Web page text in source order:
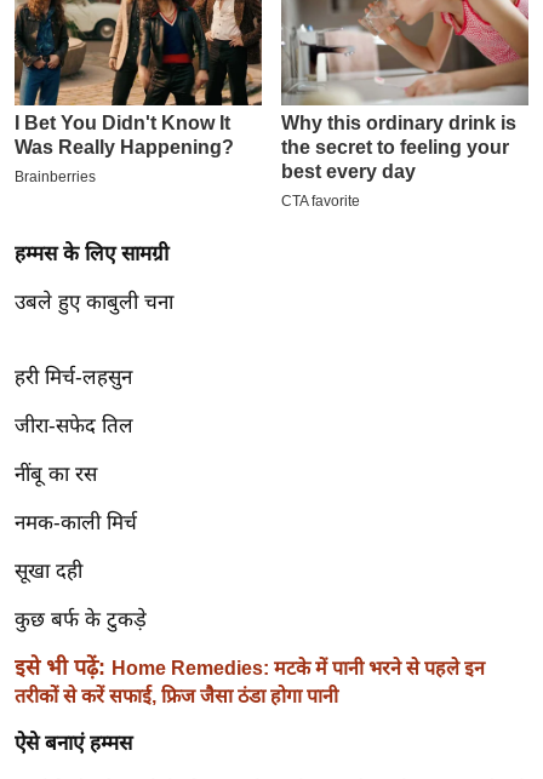
ई
-
पे
प
र
मि
ल
बे
सा
श
ख्सि
त
यं
इं
डि
या
सा
हम्मस के लिए सामग्री
उबले हुए काबुली चना
हरी मिर्च-लहसुन
जीरा-सफेद तिल
नींबू का रस
नमक-काली मिर्च
सूखा दही
कुछ बर्फ के टुकड़े
इसे भी पढ़ें: Home Remedies: मटके में पानी भरने से पहले इन
तरीकों से करें सफाई, फ्रिज जैसा ठंडा होगा पानी
ऐसे बनाएं हम्मस